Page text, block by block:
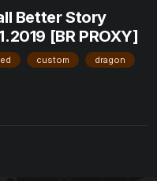
Better Story
[BR PROXY]
custom
dragon